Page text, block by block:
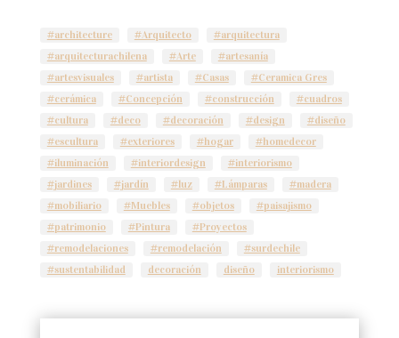
#architecture #Arquitecto
#arquitectura
#arquitecturachilena
#Arte
#artesanía
#artesvisuales
#artista #Casas
#Ceramica Gres
#cerámica
#Concepción #construcción
#cuadros
#cultura
#deco #decoración #design
#diseño
#escultura
#exteriores #hogar
#homedecor
#iluminación
#interiordesign
#interiorismo
#jardines
#jardín #luz #Lámparas
#madera
#mobiliario
#Muebles #objetos
#paisajismo
#patrimonio
#Pintura
#Proyectos
#remodelaciones
#remodelación
#surdechile
#sustentabilidad
decoración diseño interiorismo